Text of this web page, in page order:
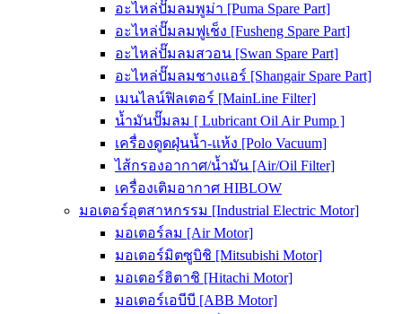
อะไหล่ปั๊มลมพูม่า [Puma Spare Part]
อะไหล่ปั๊มลมฟูเช็ง [Fusheng Spare Part]
อะไหล่ปั๊มลมสวอน [Swan Spare Part]
อะไหล่ปั๊มลมชางแอร์ [Shangair Spare Part]
เมนไลน์ฟิลเตอร์ [MainLine Filter]
น้ำมันปั๊มลม [ Lubricant Oil Air Pump ]
เครื่องดูดฝุ่นน้ำ-แห้ง [Polo Vacuum]
ไส้กรองอากาศ/น้ำมัน [Air/Oil Filter]
เครื่องเติมอากาศ HIBLOW
มอเตอร์อุตสาหกรรม [Industrial Electric Motor]
มอเตอร์ลม [Air Motor]
มอเตอร์มิตซูบิชิ [Mitsubishi Motor]
มอเตอร์ฮิตาชิ [Hitachi Motor]
มอเตอร์เอบีบี [ABB Motor]